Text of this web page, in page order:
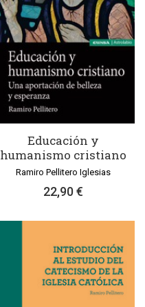
Educación y
humanismo cristiano
Ramiro Pellitero Iglesias
22,90 €